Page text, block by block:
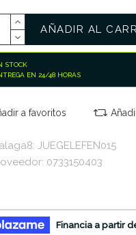
AÑADIR AL
STOCK
EN 24/48 HORAS
a favoritos
JUEGELEFEN015
0733150403